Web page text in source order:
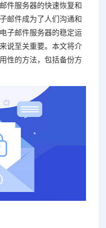
件服务器的快速恢复和
邮件成为了人们沟通和
子邮件服务器的稳定运
说至关重要。本文将介
性的方法，包括备份方